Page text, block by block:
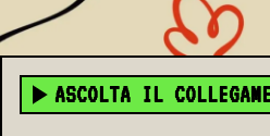
ASCOLTA IL